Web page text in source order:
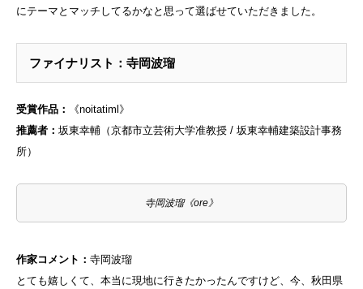
にテーマとマッチしてるかなと思って選ばせていただきました。
ファイナリスト：寺岡波瑠
受賞作品：
《noitatiml》
推薦者： 坂東幸輔（京都市立芸術大学准教授 / 坂東幸輔建築設計事務
所）
寺岡波瑠《ore》
作家コメント： 寺岡波瑠
とても嬉しくて、本当に現地に行きたかったんですけど、今、秋田県